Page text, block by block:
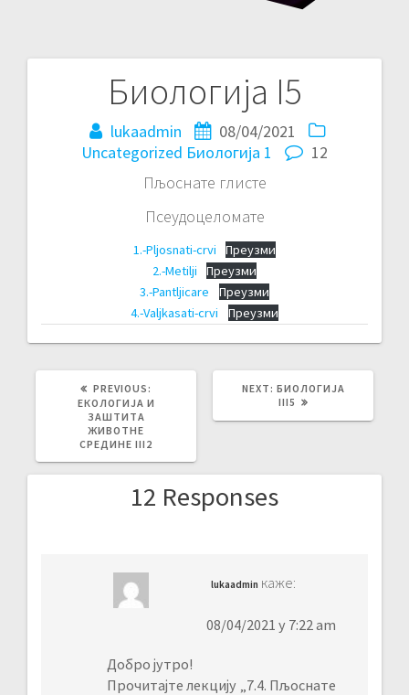
Биологија I5
lukaadmin
08/04/2021
Uncategorized Биологија 1
12
Пљoснате глисте
Псеудоцеломате
1.-Pljosnati-crvi
Преузми
2.-Metilji
Преузми
3.-Pantljicare
Преузми
4.-Valjkasati-crvi
Преузми
Кретање
чланка
PREVIOUS:
POST:
ЕКОЛОГИЈА И
ЗАШТИТА
ЖИВОТНЕ
СРЕДИНЕ III2
NEXT: NEXT
POST:
БИОЛОГИЈА
III5
12 Responses
lukaadmin каже:
08/04/2021 у 7:22 am
Добро јутро!
Прочитајте лекцију „7.4. Пљoснате